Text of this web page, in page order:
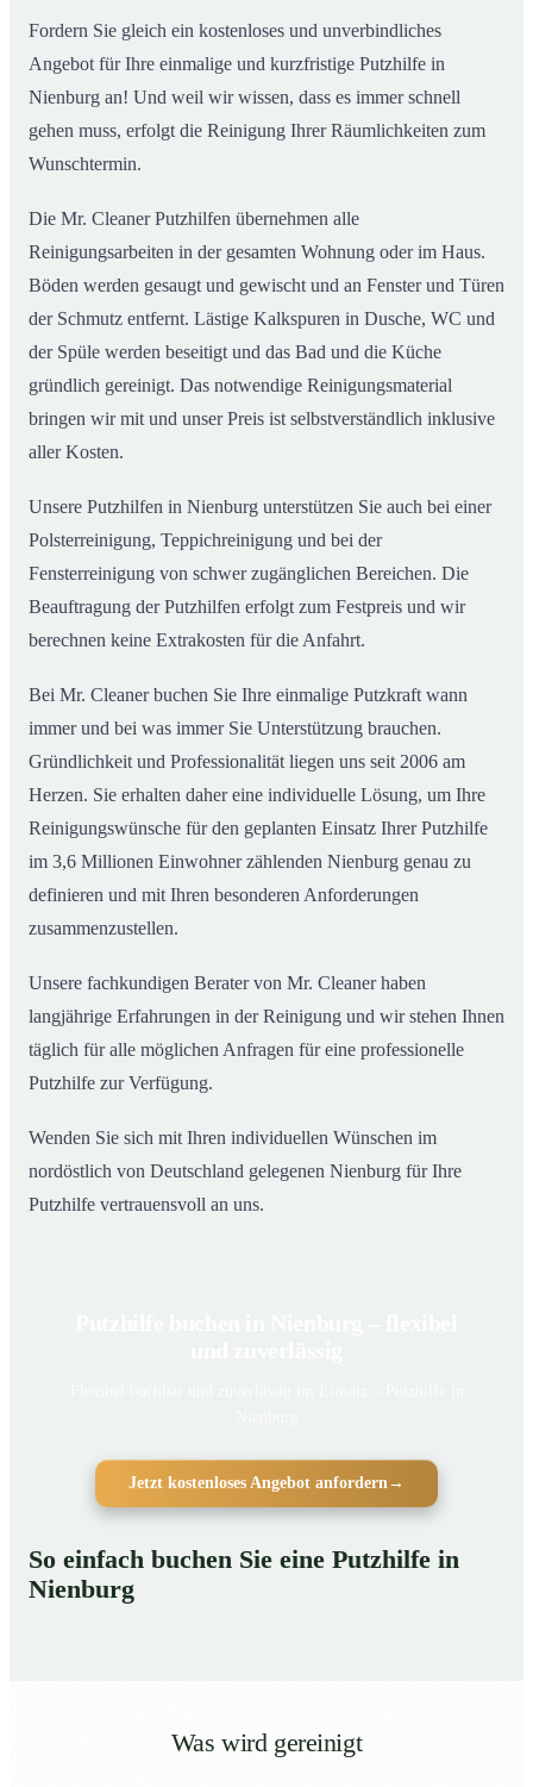
Fordern Sie gleich ein kostenloses und unverbindliches
Angebot für Ihre einmalige und kurzfristige Putzhilfe in
Nienburg an! Und weil wir wissen, dass es immer schnell
gehen muss, erfolgt die Reinigung Ihrer Räumlichkeiten zum
Wunschtermin.
Die Mr. Cleaner Putzhilfen übernehmen alle
Reinigungsarbeiten in der gesamten Wohnung oder im Haus.
Böden werden gesaugt und gewischt und an Fenster und Türen
der Schmutz entfernt. Lästige Kalkspuren in Dusche, WC und
der Spüle werden beseitigt und das Bad und die Küche
gründlich gereinigt. Das notwendige Reinigungsmaterial
bringen wir mit und unser Preis ist selbstverständlich inklusive
aller Kosten.
Unsere Putzhilfen in Nienburg unterstützen Sie auch bei einer
Polsterreinigung, Teppichreinigung und bei der
Fensterreinigung von schwer zugänglichen Bereichen. Die
Beauftragung der Putzhilfen erfolgt zum Festpreis und wir
berechnen keine Extrakosten für die Anfahrt.
Bei Mr. Cleaner buchen Sie Ihre einmalige Putzkraft wann
immer und bei was immer Sie Unterstützung brauchen.
Gründlichkeit und Professionalität liegen uns seit 2006 am
Herzen. Sie erhalten daher eine individuelle Lösung, um Ihre
Reinigungswünsche für den geplanten Einsatz Ihrer Putzhilfe
im 3,6 Millionen Einwohner zählenden Nienburg genau zu
definieren und mit Ihren besonderen Anforderungen
zusammenzustellen.
Unsere fachkundigen Berater von Mr. Cleaner haben
langjährige Erfahrungen in der Reinigung und wir stehen Ihnen
täglich für alle möglichen Anfragen für eine professionelle
Putzhilfe zur Verfügung.
Wenden Sie sich mit Ihren individuellen Wünschen im
nordöstlich von Deutschland gelegenen Nienburg für Ihre
Putzhilfe vertrauensvoll an uns.
Jetzt kostenloses Angebot anfordern →
So einfach buchen Sie eine Putzhilfe in
Nienburg
Was wird gereinigt